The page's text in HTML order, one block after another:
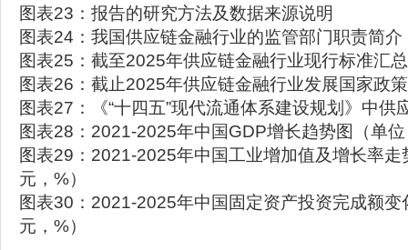
图表23：报告的研究方法及数据来源说明
图表24：我国供应链金融行业的监管部门职责简介
图表25：截至2025年供应链金融行业现行标准汇总
图表26：截止2025年供应链金融行业发展国家政
图表27：《“十四五”现代流通体系建设规划》中供
图表28：2021-2025年中国GDP增长趋势图（单
图表29：2021-2025年中国工业增加值及增长率走
元，%）
图表30：2021-2025年中国固定资产投资完成额
元，%）